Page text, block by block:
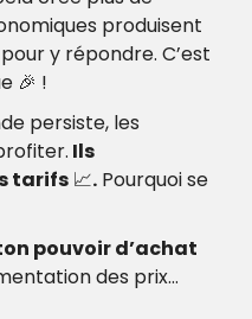
produisent
y répondre. C’est
🎉 !
persiste, les
Ils
tarifs 📈. Pourquoi se
pouvoir d’achat
des prix…